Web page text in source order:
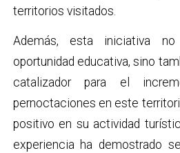
territorios visitados.
Además, esta iniciativa
oportunidad educativa, sino
catalizador para el
pernoctaciones en este
positivo en su actividad
experiencia ha demostrado